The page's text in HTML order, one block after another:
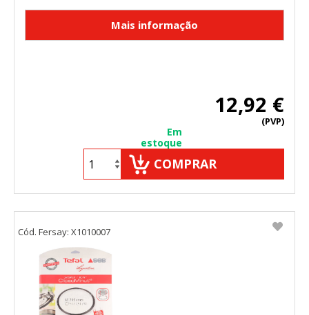
12,92 €
(PVP)
Em
estoque
COMPRAR
Cód. Fersay: X1010007